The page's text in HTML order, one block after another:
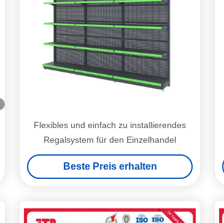
Flexibles und einfach zu installierendes
Regalsystem für den Einzelhandel
Beste Preis erhalten